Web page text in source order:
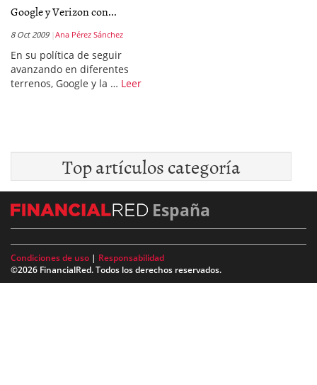
Google y Verizon con...
8 Oct 2009 Ana Pérez Sánchez
En su política de seguir
avanzando en diferentes
terrenos, Google y la … Leer
Top artículos categoría
España
Condiciones de uso | Responsabilidad
©2026 FinancialRed. Todos los derechos reservados.